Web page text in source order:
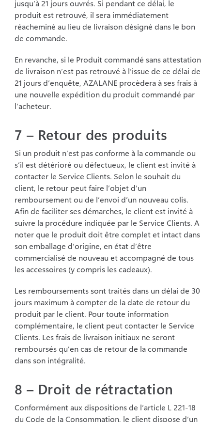
jusqu’à 21 jours ouvrés. Si pendant ce délai, le
produit est retrouvé, il sera immédiatement
réacheminé au lieu de livraison désigné dans le bon
de commande.
En revanche, si le Produit commandé sans attestation
de livraison n’est pas retrouvé à l’issue de ce délai de
21 jours d’enquête, AZALANE procèdera à ses frais à
une nouvelle expédition du produitcommandé par
l’acheteur.
7 – Retour des produits
Si un produit n’est pas conforme à la commande ou
s’il est détérioré ou défectueux, le clientest invité à
contacter le Service Clients. Selon le souhait du
client, le retour peut faire l’objet d’un
remboursement ou de l’envoi d’un nouveau colis.
Afin de faciliter sesdémarches, le client est invité à
suivre la procédure indiquée par le Service Clients. A
noter que le produit doit être complet et intact dans
son emballage d’origine, en état d’être
commercialisé de nouveau et accompagné de tous
les accessoires (y compris les cadeaux).
Les remboursements sont traités dans un délai de 30
jours maximum à compter de la date de retour du
produit par le client. Pour toute information
complémentaire, le client peutcontacter le Service
Clients. Les frais de livraison initiaux ne seront
remboursés qu’en casde retour de la commande
dans son intégralité.
8 – Droit de rétractation
Conformément aux dispositions de l’article L 221-18
du Code de la Consommation, le client dispose d’un